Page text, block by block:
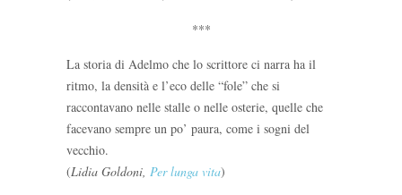
***
La storia di Adelmo che lo scrittore ci narra ha il
ritmo, la densità e l’eco delle “fole” che si
raccontavano nelle stalle o nelle osterie, quelle che
facevano sempre un po’ paura, come i sogni del
vecchio.
(Lidia Goldoni, Per lunga vita)